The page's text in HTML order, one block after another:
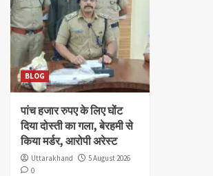
BLOG
पांच हजार रुपए के लिए घोंट
दिया दोस्ती का गला, बेरहमी से
किया मर्डर, आरोपी अरेस्ट
Uttarakhand
5 August 2026
0